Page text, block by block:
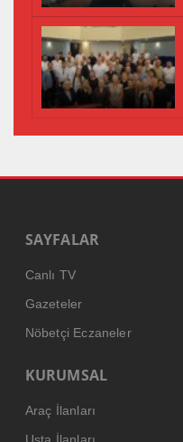
SAYFALAR
Canlı TV
Gazeteler
Nöbetçi Eczaneler
KURUMSAL
Araç İlanları